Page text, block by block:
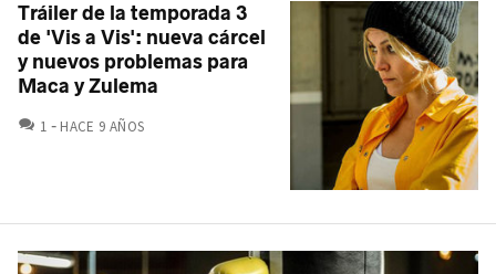
Tráiler de la temporada 3
de 'Vis a Vis': nueva cárcel
y nuevos problemas para
Maca y Zulema
1 COMENTARIOS
HACE 9 AÑOS